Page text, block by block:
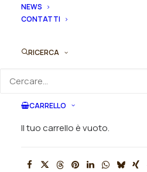
NEWS
CONTATTI
RICERCA
CARRELLO
Il tuo carrello è vuoto.germanica